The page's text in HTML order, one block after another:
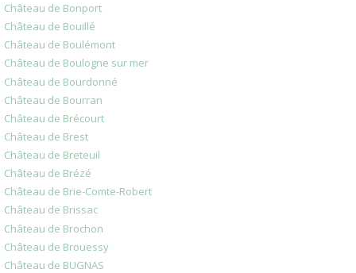
Château de Bonport
Château de Bouillé
Château de Boulémont
Château de Boulogne sur mer
Château de Bourdonné
Château de Bourran
Château de Brécourt
Château de Brest
Château de Breteuil
Château de Brézé
Château de Brie-Comte-Robert
Château de Brissac
Château de Brochon
Château de Brouessy
Château de BUGNAS